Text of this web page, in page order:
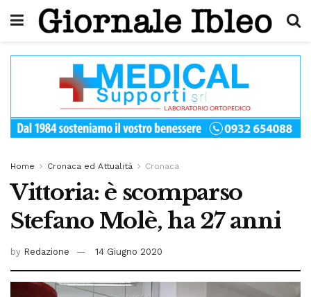
Home Cronaca ed Attualità Cronaca
Vittoria: è scomparso
Stefano Molè, ha 27 anni
by Redazione 14 Giugno 2020